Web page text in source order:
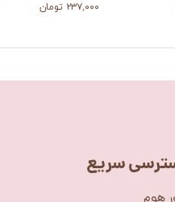
۲۳۷,۰۰۰ تومان
سریع